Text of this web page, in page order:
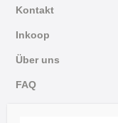
Kontakt
Inkoop
Über uns
FAQ